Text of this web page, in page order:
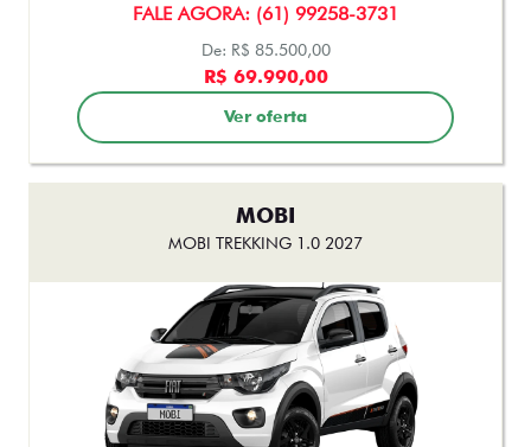
FALE AGORA: (61) 99258-3731
De: R$ 85.500,00
R$ 69.990,00
Ver oferta
MOBI
MOBI TREKKING 1.0 2027